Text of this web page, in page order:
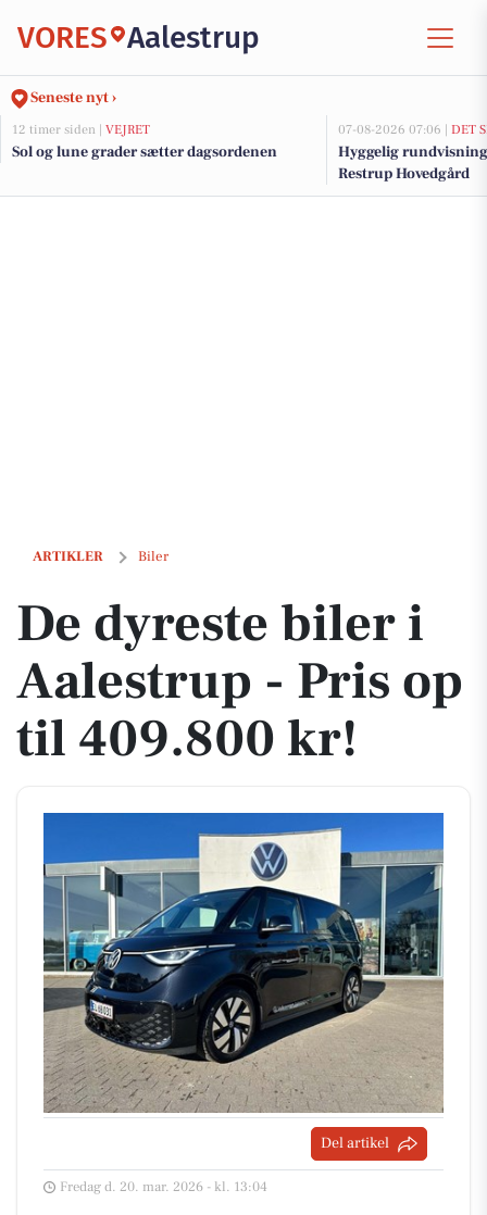
VORES Aalestrup
Seneste nyt ›
12 timer siden | VEJRET
Sol og lune grader sætter dagsordenen
07-08-2026 07:06 | DET
Hyggelig
Restrup Hovedgård
ARTIKLER Biler
De dyreste biler i Aalestrup - Pris op til 409.800 kr!
De dyreste biler i
Aalestrup - Pris op
til 409.800 kr!
Del artikel
Fredag d. 20. mar. 2026 - kl. 13:04